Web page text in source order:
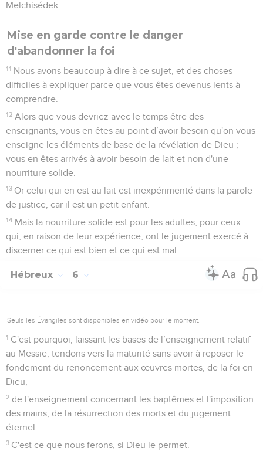
Melchisédek.
Mise en garde contre le danger
d'abandonner la foi
11 Nous avons beaucoup à dire à ce sujet, et des choses
difficiles à expliquer parce que vous êtes devenus lents à
comprendre.
12 Alors que vous devriez avec le temps être des
enseignants, vous en êtes au point d’avoir besoin qu'on vous
enseigne les éléments de base de la révélation de Dieu ;
vous en êtes arrivés à avoir besoin de lait et non d'une
nourriture solide.
13 Or celui qui en est au lait est inexpérimenté dans la parole
de justice, car il est un petit enfant.
14 Mais la nourriture solide est pour les adultes, pour ceux
qui, en raison de leur expérience, ont le jugement exercé à
discerner ce qui est bien et ce qui est mal.
Hébreux 6
Seuls les Évangiles sont disponibles en vidéo pour le moment.
1 C'est pourquoi, laissant les bases de l’enseignement relatif
au Messie, tendons vers la maturité sans avoir à reposer le
fondement du renoncement aux œuvres mortes, de la foi en
Dieu,
2 de l'enseignement concernant les baptêmes et l'imposition
des mains, de la résurrection des morts et du jugement
éternel.
3 C'est ce que nous ferons, si Dieu le permet.